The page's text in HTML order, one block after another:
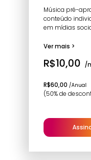
Música pré-
conteúdo
em mídias
Ver mais >
R$10,00 /
R$60,00 /Anual
(50% de